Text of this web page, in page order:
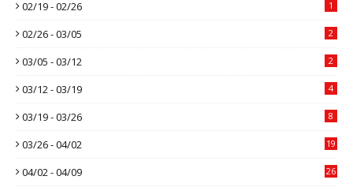
02/19 - 02/26 1
02/26 - 03/05 2
03/05 - 03/12 2
03/12 - 03/19 4
03/19 - 03/26 8
03/26 - 04/02 19
04/02 - 04/09 26